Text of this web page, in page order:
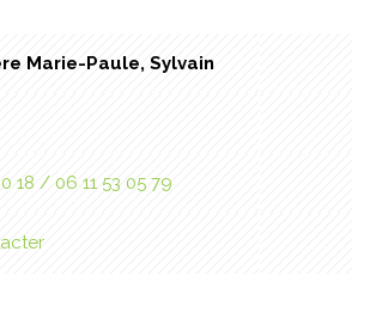
Marie-Paule, Sylvain
18 / 06 11 53 05 79